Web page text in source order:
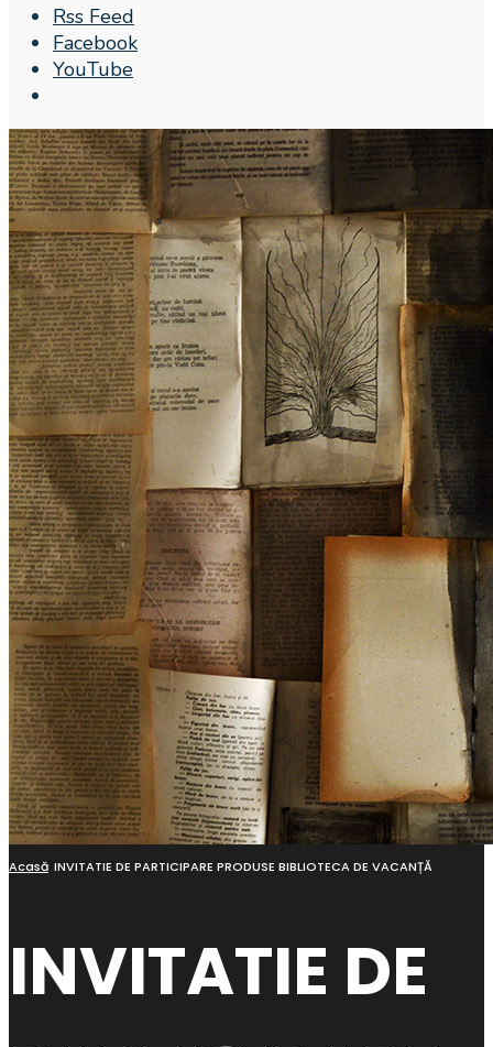
Rss Feed
Facebook
YouTube
Window
Acasă INVITATIE DE PARTICIPARE PRODUSE BIBLIOTECA DE VACANȚĂ
INVITATIE DE